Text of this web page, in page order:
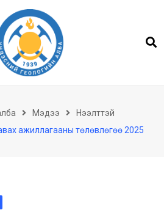
Мэдээ
Нээлттэй
ажиллагааны төлөвлөгөө 2025